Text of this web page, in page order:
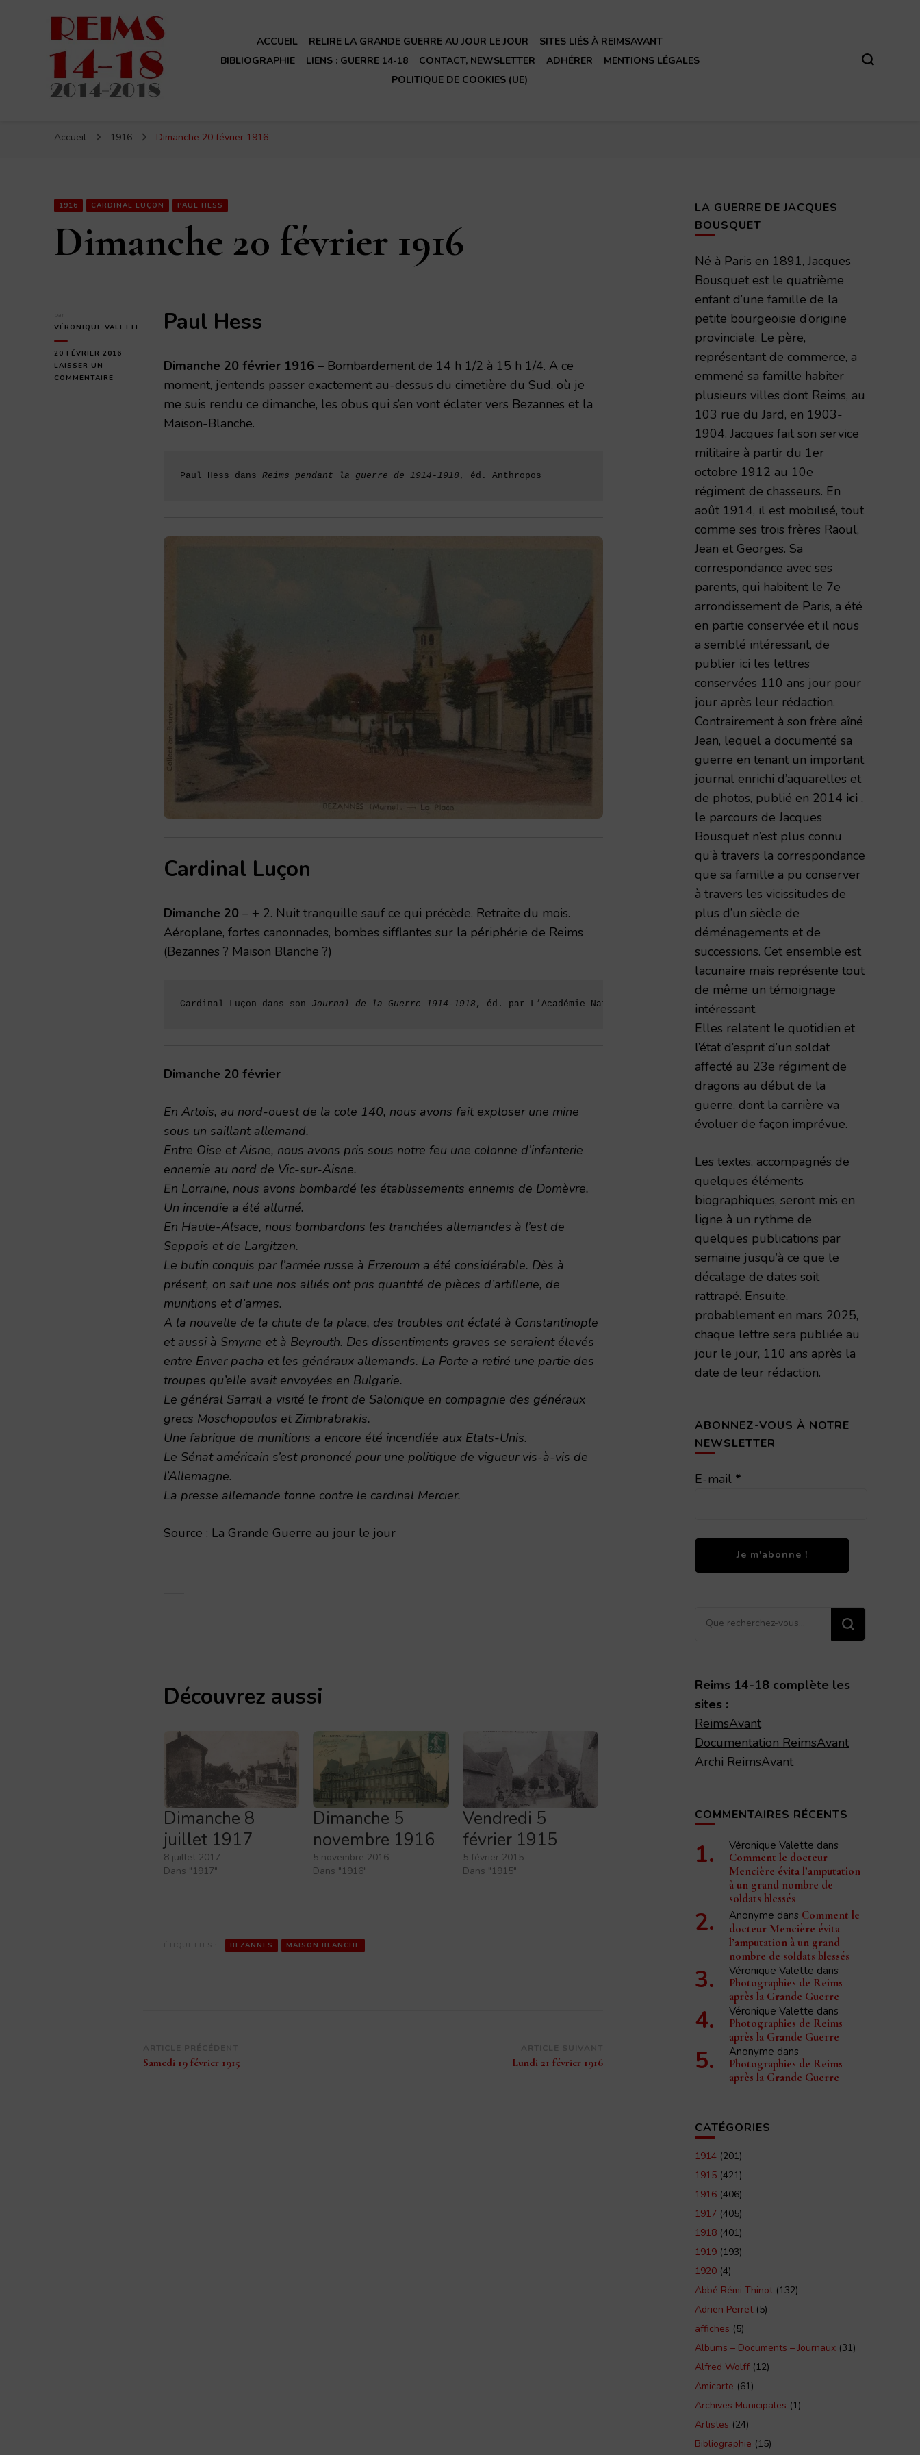
ACCUEIL RELIRE LA GRANDE GUERRE AU JOUR LE JOUR
SITES LIÉS À REIMSAVANT
BIBLIOGRAPHIE
LIENS : GUERRE 14-18 CONTACT, NEWSLETTER ADHÉRER
MENTIONS LÉGALES
POLITIQUE DE COOKIES (UE)
Accueil 1916 Dimanche 20 février 1916
1916 CARDINAL LUÇON PAUL HESS
Dimanche 20 février 1916
VÉRONIQUE VALETTE
20 FÉVRIER 2016
LAISSER UN
COMMENTAIRE
Paul Hess
Dimanche 20 février 1916 – Bombardement de 14 h 1/2 à 15 h 1/4. A ce
moment, j’entends passer exactement au-dessus du cimetière du Sud, où je
me suis rendu ce dimanche, les obus qui s’en vont éclater vers Bezannes et la
Maison-Blanche.
Paul Hess dans Reims pendant la guerre de 1914-1918 , éd. Anthropos
Cardinal Luçon
Dimanche 20 – + 2. Nuit tranquille sauf ce qui précède. Retraite du mois.
Aéroplane, fortes canonnades, bombes sifflantes sur la périphérie de Reims
(Bezannes ? Maison Blanche ?)
Cardinal Luçon dans son Journal de la Guerre 1914-1918 , éd. par L’Académie Nationale de Reims – 1998 – TAR volume 173
Dimanche 20 février
En Artois, au nord-ouest de la cote 140, nous avons fait exploser une mine
sous un saillant allemand.
Entre Oise et Aisne, nous avons pris sous notre feu une colonne d’infanterie
ennemie au nord de Vic-sur-Aisne.
En Lorraine, nous avons bombardé les établissements ennemis de Domèvre.
Un incendie a été allumé.
En Haute-Alsace, nous bombardons les tranchées allemandes à l’est de
Seppois et de Largitzen.
Le butin conquis par l’armée russe à Erzeroum a été considérable. Dès à
présent, on sait une nos alliés ont pris quantité de pièces d’artillerie, de
munitions et d’armes.
A la nouvelle de la chute de la place, des troubles ont éclaté à Constantinople
et aussi à Smyrne et à Beyrouth. Des dissentiments graves se seraient élevés
entre Enver pacha et les généraux allemands. La Porte a retiré une partie des
troupes qu’elle avait envoyées en Bulgarie.
Le général Sarrail a visité le front de Salonique en compagnie des généraux
grecs Moschopoulos et Zimbrabrakis.
Une fabrique de munitions a encore été incendiée aux Etats-Unis.
Le Sénat américain s’est prononcé pour une politique de vigueur vis-à-vis de
l’Allemagne.
La presse allemande tonne contre le cardinal Mercier.
Source : La Grande Guerre au jour le jour
Découvrez aussi
Dimanche 8
juillet 1917
8 juillet 2017
Dans "1917"
Dimanche 5
novembre 1916
5 novembre 2016
Dans "1916"
Vendredi 5
février 1915
5 février 2015
Dans "1915"
BEZANNES MAISON BLANCHE
Navigation
d’article
Samedi 19 février 1915 Lundi 21 février 1916
LA GUERRE DE JACQUES
BOUSQUET
Né à Paris en 1891, Jacques
Bousquet est le quatrième
enfant d’une famille de la
petite bourgeoisie d’origine
provinciale. Le père,
représentant de commerce, a
emmené sa famille habiter
plusieurs villes dont Reims, au
103 rue du Jard, en 1903-
1904. Jacques fait son service
militaire à partir du 1er
octobre 1912 au 10e
régiment de chasseurs. En
août 1914, il est mobilisé, tout
comme ses trois frères Raoul,
Jean et Georges. Sa
correspondance avec ses
parents, qui habitent le 7e
arrondissement de Paris, a été
en partie conservée et il nous
a semblé intéressant, de
publier ici les lettres
conservées 110 ans jour pour
jour après leur rédaction.
Contrairement à son frère aîné
Jean, lequel a documenté sa
guerre en tenant un important
journal enrichi d’aquarelles et
de photos, publié en 2014 ici ,
le parcours de Jacques
Bousquet n’est plus connu
qu’à travers la correspondance
que sa famille a pu conserver
à travers les vicissitudes de
plus d’un siècle de
déménagements et de
successions. Cet ensemble est
lacunaire mais représente tout
de même un témoignage
intéressant.
Elles relatent le quotidien et
l’état d’esprit d’un soldat
affecté au 23e régiment de
dragons au début de la
guerre, dont la carrière va
évoluer de façon imprévue.
Les textes, accompagnés de
quelques éléments
biographiques, seront mis en
ligne à un rythme de
quelques publications par
semaine jusqu’à ce que le
décalage de dates soit
rattrapé. Ensuite,
probablement en mars 2025,
chaque lettre sera publiée au
jour le jour, 110 ans après la
date de leur rédaction.
ABONNEZ-VOUS À NOTRE
NEWSLETTER
E-mail *
Vous
Reims 14-18 complète les
sites :
ReimsAvant
Documentation ReimsAvant
Archi ReimsAvant
COMMENTAIRES RÉCENTS
Véronique Valette dans
Comment le docteur
Mencière évita l’amputation
à un grand nombre de
soldats blessés
Anonyme dans Comment le
docteur Mencière évita
l’amputation à un grand
nombre de soldats blessés
Véronique Valette dans
Photographies de Reims
après la Grande Guerre
Véronique Valette dans
Photographies de Reims
après la Grande Guerre
Anonyme dans
Photographies de Reims
après la Grande Guerre
CATÉGORIES
1914 (201)
1915 (421)
1916 (406)
1917 (405)
1918 (401)
1919 (193)
1920 (4)
Abbé Rémi Thinot(132)
Adrien Perret(5)
affiches (5)
Albums – Documents – Journaux (31)
Alfred Wolff (12)
Amicarte (61)
Archives Municipales (1)
Artistes (24)
Bibliographie (15)